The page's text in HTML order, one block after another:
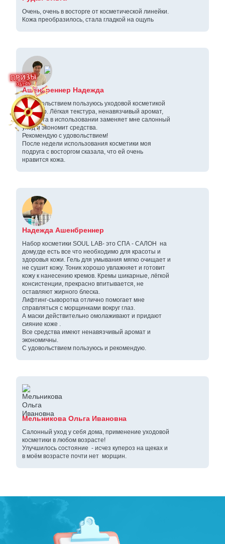
Очень, очень в восторге от косметической линейки.
Кожа преобразилось, стала гладкой на ощупь
Ашенбреннер Надежда
С удовольствием пользуюсь уходовой косметикой
Soul Lab. Лёгкая текстура, ненавязчивый аромат,
простота в использовании заменяет мне салонный
уход и экономит средства.
Рекомендую с удовольствием!
После недели использования косметики моя
подруга с восторгом сказала, что ей очень
нравится кожа.
Надежда Ашенбреннер
Набор косметики SOUL LAB- это СПА - САЛОН на
дому,где есть все что необходимо для красоты и
здоровья кожи. Гель для умывания мягко очищает и
не сушит кожу. Тоник хорошо увлажняет и готовит
кожу к нанесению кремов. Кремы шикарные, лёгкой
консистенции, прекрасно впитывается, не
оставляют жирного блеска.
Лифтинг-сыворотка отлично помогает мне
справляться с морщинками вокруг глаз.
А маски действительно омолаживают и придают
сияние коже .
Все средства имеют ненавязчивый аромат и
экономичны.
С удовольствием пользуюсь и рекомендую.
Мельникова Ольга Ивановна
Салонный уход у себя дома, применение уходовой
косметики в любом возрасте!
Улучшилось состояние - исчез купероз на щеках и
в моём возрасте почти нет морщин.